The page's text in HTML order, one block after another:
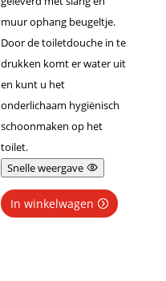
muur ophang beugeltje.
Door de toiletdouche in te
drukken komt er water uit
en kunt u het
onderlichaam hygiënisch
schoonmaken op het
toilet.
Snelle weergave
In winkelwagen